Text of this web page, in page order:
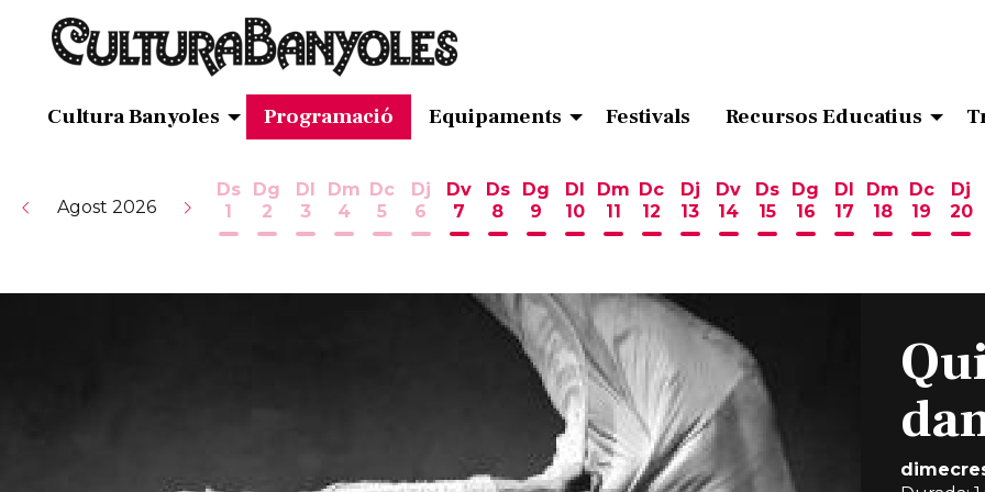
Cultura Banyoles Programació Equipaments Festivals Recursos Educatius
Agost 2026
Ds
1
Dissabte 1 d'agost
Dg
2
Diumenge 2 d'agost
Dl
3
Dilluns 3 d'agost
Dm
4
Dimarts 4 d'agost
Dc
5
Dimecres 5 d'agost
Dj
6
Dijous 6 d'agost
Dv
7
Divendres 7 d'agost
Ds
8
Dissabte 8 d'agost
Dg
9
Diumenge 9 d'agost
Dl
10
Dilluns 10 d'agost
Dm
11
Dimarts 11 d'agost
Dc
12
Dimecres 12 d'agost
Dj
13
Dijous 13 d'agost
Dv
14
Divendres 14 d'agost
Ds
15
Dissabte 15 d'agost
Dg
16
Diumenge 16
Dl
17
Dilluns 17
Dm
18
Dimarts 18
Dc
19
Dj
20